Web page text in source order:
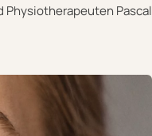
Physiotherapeuten Pascal